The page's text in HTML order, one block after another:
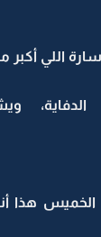
اللي أكبر
هذا